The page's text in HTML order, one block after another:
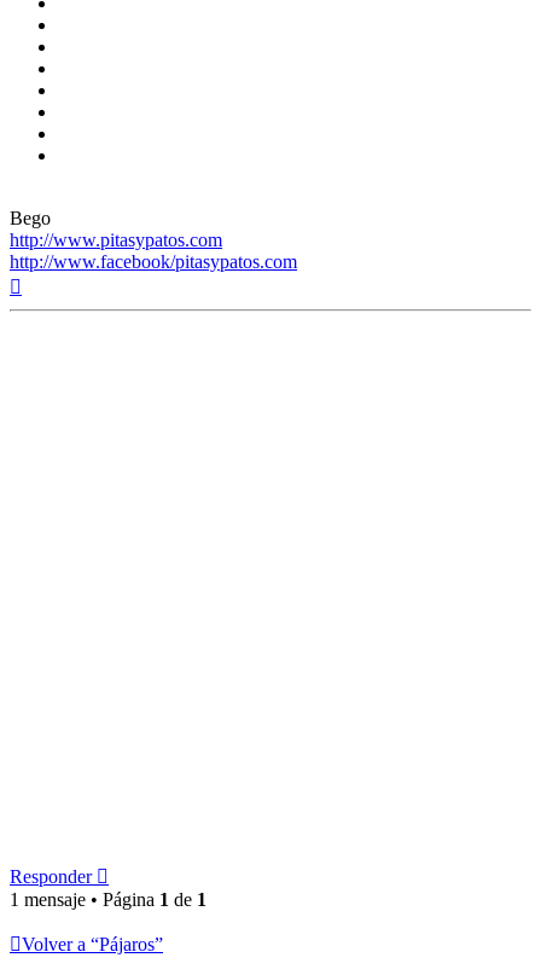
Bego
http://www.pitasypatos.com
http://www.facebook/pitasypatos.com
Responder
1 mensaje • Página 1 de 1
Volver a “Pájaros”